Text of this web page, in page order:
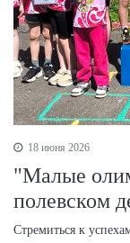
18 июня 2026
"Малые
полевском
Стремиться к